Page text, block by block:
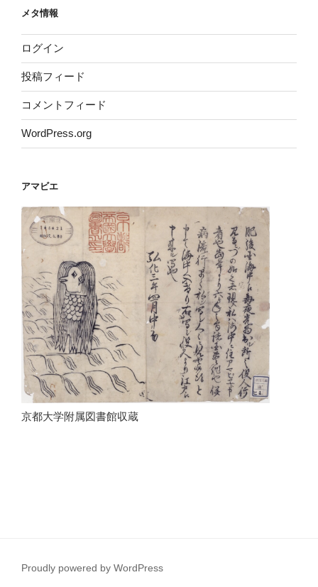
メタ情報
ログイン
投稿フィード
コメントフィード
WordPress.org
アマビエ
京都大学附属図書館収蔵
Proudly powered by WordPress